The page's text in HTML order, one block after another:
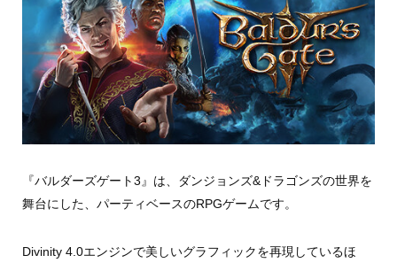
『バルダーズゲート3』は、ダンジョンズ&ドラゴンズの世界を
舞台にした、パーティベースのRPGゲームです。
Divinity 4.0エンジンで美しいグラフィックを再現しているほ